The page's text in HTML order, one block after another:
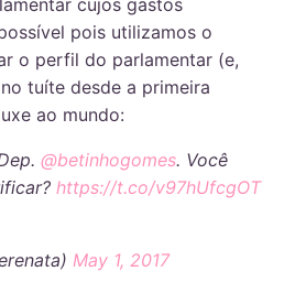
cujos gastos
pois utilizamos o
o perfil do parlamentar (e,
tuíte desde a primeira
ao mundo:
@betinhogomes. Você
https://t.co/v97hUfcgOT
May 1, 2017